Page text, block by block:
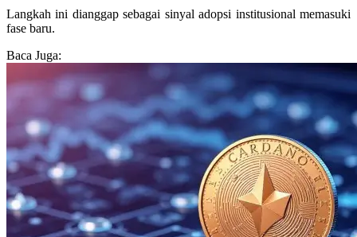
Langkah ini dianggap sebagai sinyal adopsi institusional memasuki
fase baru.
Baca Juga: